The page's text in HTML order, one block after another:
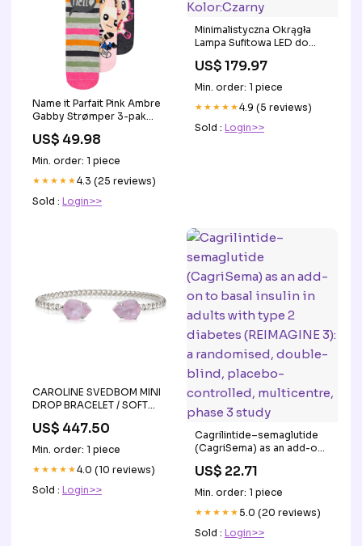
Name it Parfait Pink Ambre
Gabby Strømper 3-pak
US$ 49.98
Min. order: 1 piece
★★★★★4.3 (25 reviews)
Sold : Login>>
Minimalistyczna Okrągła
Lampa Sufitowa LED do
US$ 179.97
Min. order: 1 piece
★★★★★4.9 (5 reviews)
Sold : Login>>
CAROLINE SVEDBOM MINI
DROP BRACELET / SOFT
US$ 447.50
Min. order: 1 piece
★★★★★4.0 (10 reviews)
Sold : Login>>
Cagrilintide–semaglutide
(CagriSema) as an add-on
with type 2 diabetes
(REIMAGINE 3): a
randomised, double-blind,
placebo-controlled,
US$ 22.71
Min. order: 1 piece
★★★★★5.0 (20 reviews)
Sold : Login>>